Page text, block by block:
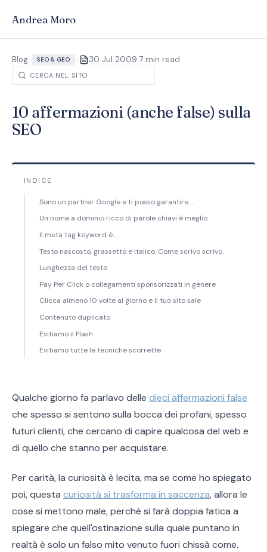
Andrea Moro
Blog> SEO & GEO > 30 Jul 2009·7 min read
10 affermazioni (anche false) sulla
SEO
Qualche giorno fa parlavo delle dieci affermazioni false
che spesso si sentono sulla bocca dei profani, spesso
futuri clienti, che cercano di capire qualcosa del web e
di quello che stanno per acquistare.
Per carità, la curiosità è lecita, ma se come ho spiegato
poi, questa curiosità si trasforma in saccenza, allora le
cose si mettono male, perché si farà doppia fatica a
spiegare che quell'ostinazione sulla quale puntano in
realtà è solo un falso mito venuto fuori chissà come.
INDICE
Sono un partner Google e ti posso garantire ...
Un nome a dominio ricco di parole chiavi è meglio
Il meta tag keyword è...
Testo nascosto, grassetto e italico. Come scrivo scrivo.
Lunghezza del testo
Pay Per Click o collegamenti sponsorizzati in genere
Clicca almeno 10 volte al giorno e il tuo sito sale
Contenuto duplicato
Evitiamo il Flash
Evitiamo tutte le tecniche scorrette